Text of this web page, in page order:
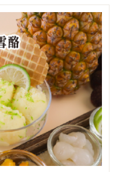
添加，一盤美味的米鬆餅，就
擠壓瓶蜂蜜
食：原型食物之澱粉來源，
都能帶出天然甘甜。甜點/湯
必備的療癒美味。由於耐貯
南瓜的身影，尤其 3–10月是
民食材，來製作一份道簡單
喝上一碗熱熱的濃湯暖心又
瓜：1顆② 洋蔥：1顆③ 蒜
巴：少許⑥ 高湯：300cc⑦
橄欖油：少許⑩ 黑胡椒
南瓜切塊、洋蔥切半，撒上
蜜，進入烤箱，烤25分鐘，
的南瓜去皮備用。③ 鍋中
炒，而後把烤熟去皮的南
湯+300cc的水，先煮滾後，
更多